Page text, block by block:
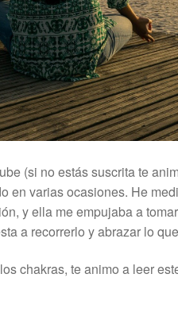
(si no estás suscrita te
en varias ocasiones. He
y ella me empujaba a
a recorrerlo y abrazar lo
chakras, te animo a leer